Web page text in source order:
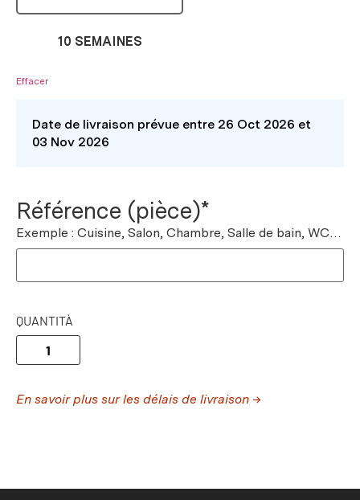
10 SEMAINES
Effacer
Date de livraison prévue entre 26 Oct 2026 et
03 Nov 2026
Référence (pièce)*
Exemple : Cuisine, Salon, Chambre, Salle de bain, WC…
QUANTITÀ
En savoir plus sur les délais de livraison →